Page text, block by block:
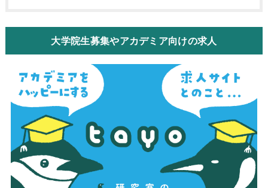
大学院生募集やアカデミア向けの求人